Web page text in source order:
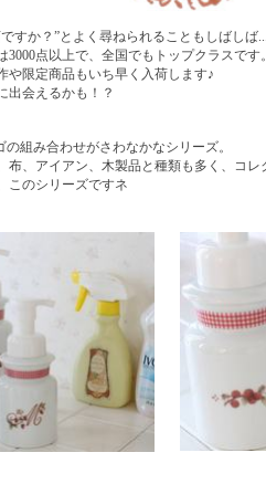
すか？”とよく尋ねられることもしばしば...
3000点以上で、全国でもトップクラスです。
や限定商品もいち早く入荷します♪
出会えるかも！？
組み合わせがさわなかなシリーズ。
布、アイアン、木製品と種類も多く、コレ
このシリーズですネ